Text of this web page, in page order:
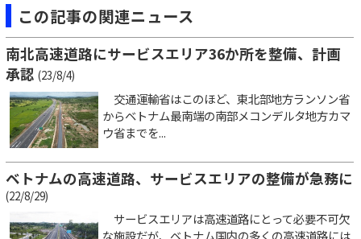
この記事の関連ニュース
南北高速道路にサービスエリア36か所を整備、計画
承認 (23/8/4)
交通運輸省はこのほど、東北部地方ランソン省
からベトナム最南端の南部メコンデルタ地方カマ
ウ省までを...
ベトナムの高速道路、サービスエリアの整備が急務に
(22/8/29)
サービスエリアは高速道路にとって必要不可欠
な施設だが、ベトナム国内の多くの高速道路には